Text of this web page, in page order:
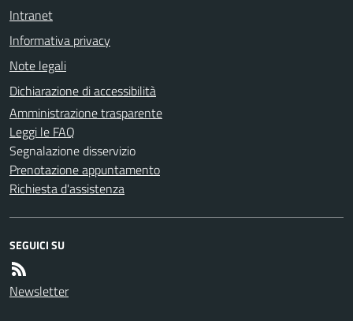
Intranet
Informativa privacy
Note legali
Dichiarazione di accessibilità
Amministrazione trasparente
Leggi le FAQ
Segnalazione disservizio
Prenotazione appuntamento
Richiesta d'assistenza
SEGUICI SU
Newsletter